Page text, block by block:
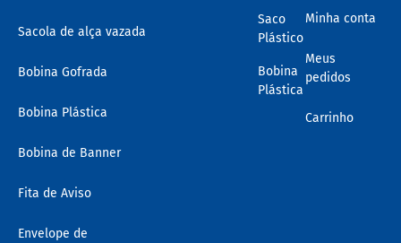
Sacola de alça vazada
Bobina Gofrada
Bobina Plástica
Bobina de Banner
Fita de Aviso
Envelope de
Saco
Plástico
Bobina
Plástica
Minha conta
Meus
pedidos
Carrinho